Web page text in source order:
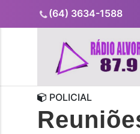
(64) 3634-1588
POLICIAL